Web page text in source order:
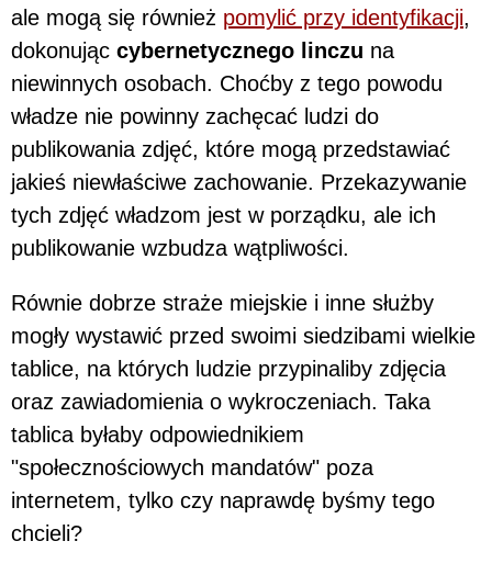
ale mogą się również pomylić przy identyfikacji,
dokonując cybernetycznego linczu na
niewinnych osobach. Choćby z tego powodu
władze nie powinny zachęcać ludzi do
publikowania zdjęć, które mogą przedstawiać
jakieś niewłaściwe zachowanie. Przekazywanie
tych zdjęć władzom jest w porządku, ale ich
publikowanie wzbudza wątpliwości.
Równie dobrze straże miejskie i inne służby
mogły wystawić przed swoimi siedzibami wielkie
tablice, na których ludzie przypinaliby zdjęcia
oraz zawiadomienia o wykroczeniach. Taka
tablica byłaby odpowiednikiem
"społecznościowych mandatów" poza
internetem, tylko czy naprawdę byśmy tego
chcieli?